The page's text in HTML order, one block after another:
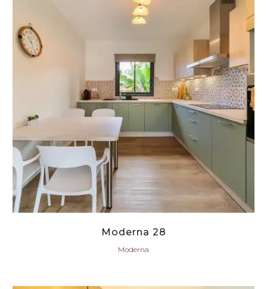
Moderna 28
Moderna